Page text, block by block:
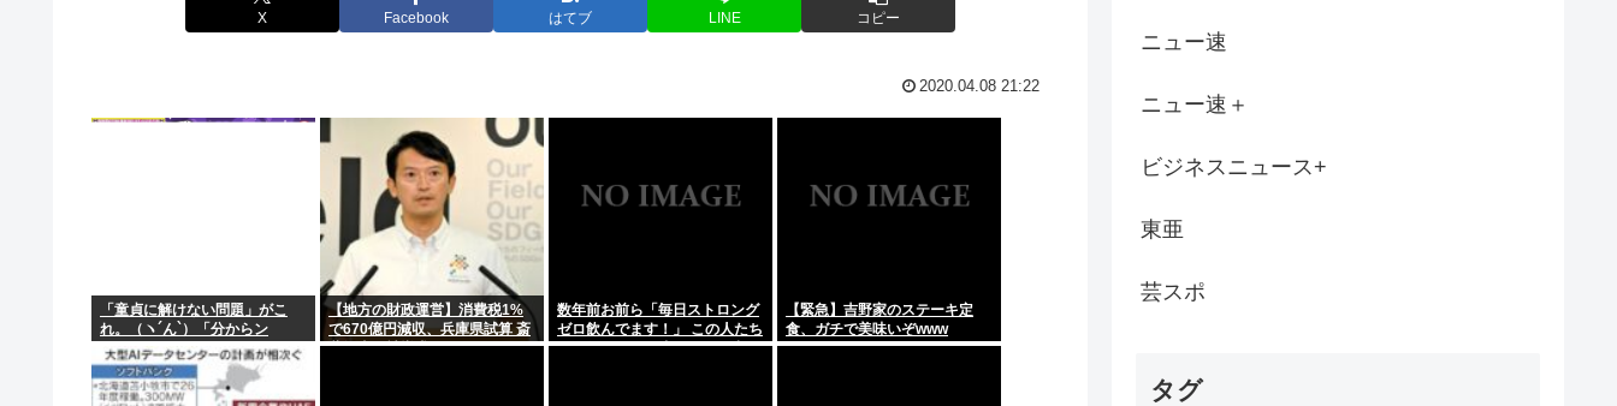
ワイ「お会計で」店員「はいっ！黄色のお皿が37皿！赤が26皿！ラ...
トイレ紙の輸入が4割増 中国製が拡大、国内品の値上げの壁に
【九州】まさに異常高温、最低気温が30度以上の記録的な “超熱帯...
【画像】元ジャンポケ・斉藤慎二被告の妻・瀬戸サオリがインスタ更新...
なぜフランス人はこれほど日本が好きなのか? 中国ネット「中国人も...
『ヱロゲー』とかいうかつて有能クリエイターを続々と輩出した謎の界...
日本の1人当たりGDPが過去最低順位更新！また韓国との差が広がり...
あのちゃんのアップグレードに応募した男の子www
看護助手のゆうちゃん(30)「カチンときた」 入院患者の男(90...
ジャンポケ斉藤の懲役7年っていくらなんでも重すぎね？
家賃値上がりで「シェアハウス」需要増。働き盛りの男8人いれば一軒...
高市「外国人が増える日本で、永住権を与えられたら生活保護を貰うな...
銭湯で入れ墨の人出入り禁止って古くない？
積水ハウス「地面師に55億円騙し取られた…」ワイ「はえーかわいそ...
X Facebook はてブ LINE コピー
2020.04.08 21:22
「童貞に解けない問題」がこ
れ。（ヽ´ん`）「分からン
モ…」
【地方の財政運営】消費税1%
で670億円減収、兵庫県試算 斎
藤知事が補塡求める
数年前お前ら「毎日ストロング
ゼロ飲んでます！」 この人たち
どこ行ったの？流石にもう止め
【緊急】吉野家のステーキ定
食、ガチで美味いぞwww
ニュー速
ニュー速＋
ビジネスニュース+
東亜
芸スポ
タグ